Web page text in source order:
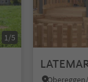
1/5